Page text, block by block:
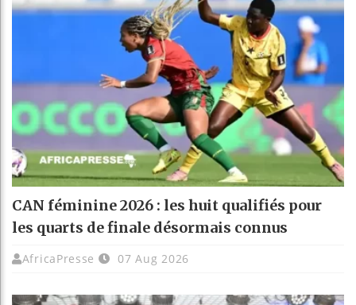
CAN féminine 2026 : les huit qualifiés pour
les quarts de finale désormais connus
AfricaPresse 07 Aug 2026